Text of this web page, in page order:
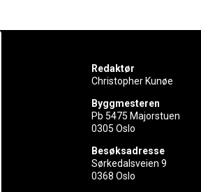
Redaktør
Christopher Kunøe
Byggmesteren
Pb 5475 Majorstuen
0305 Oslo
Besøksadresse
Sørkedalsveien 9
0368 Oslo